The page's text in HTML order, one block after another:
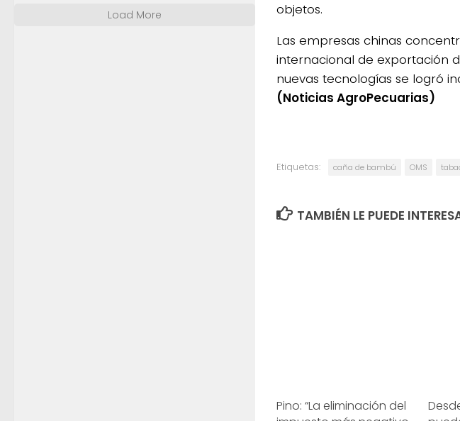
objetos.
Las empresas chinas
internacional de exportación
nuevas tecnologías se logró
(Noticias AgroPecuarias)
Etiquetas: caña de bambú OMS
TAMBIÉN LE PUEDE
Pino: “La eliminación del
Load More